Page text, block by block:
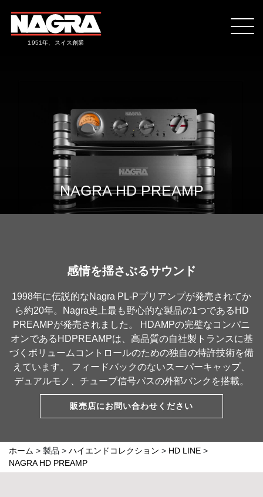
1951年、スイス創業
NAGRA HD PREAMP
感情を揺さぶるサウンド
1998年に伝説的なNagra PL-Pプリアンプが発売されてか
ら約20年。Nagra史上最も野心的な製品の1つであるHD
PREAMPが発売されました。 HDAMPの完璧なコンパニ
オンであるHDPREAMPは、高品質の自社製トランスに基
づくボリュームコントロールのための独自の特許技術を備
えています。 フィードバックのないスーパーキャップ、
デュアルモノ、チューブ信号パスの外部バンクを搭載。
販売店にお問い合わせください
ホーム > 製品 > ハイエンドコレクション > HD LINE >
NAGRA HD PREAMP